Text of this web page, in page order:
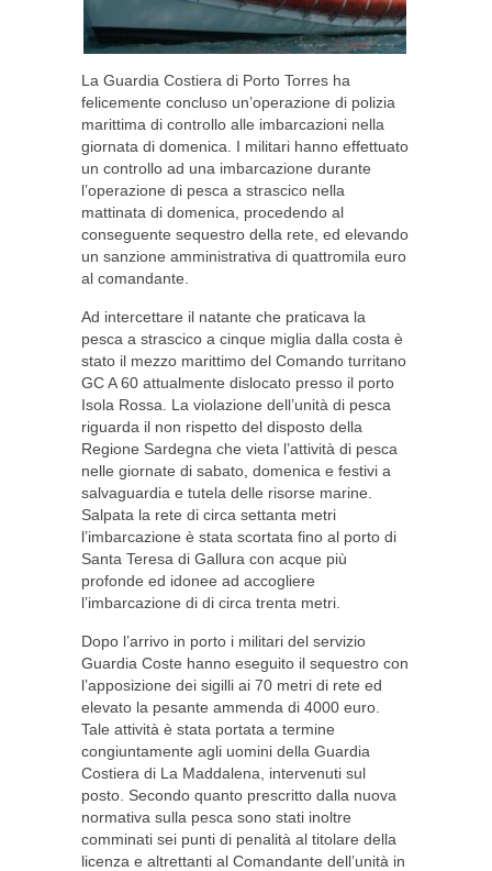
La Guardia Costiera di Porto Torres ha
felicemente concluso un’operazione di polizia
marittima di controllo alle imbarcazioni nella
giornata di domenica. I militari hanno effettuato
un controllo ad una imbarcazione durante
l’operazione di pesca a strascico nella
mattinata di domenica, procedendo al
conseguente sequestro della rete, ed elevando
un sanzione amministrativa di quattromila euro
al comandante.
Ad intercettare il natante che praticava la
pesca a strascico a cinque miglia dalla costa è
stato il mezzo marittimo del Comando turritano
GC A 60 attualmente dislocato presso il porto
Isola Rossa. La violazione dell’unità di pesca
riguarda il non rispetto del disposto della
Regione Sardegna che vieta l’attività di pesca
nelle giornate di sabato, domenica e festivi a
salvaguardia e tutela delle risorse marine.
Salpata la rete di circa settanta metri
l’imbarcazione è stata scortata fino al porto di
Santa Teresa di Gallura con acque più
profonde ed idonee ad accogliere
l’imbarcazione di di circa trenta metri.
Dopo l’arrivo in porto i militari del servizio
Guardia Coste hanno eseguito il sequestro con
l’apposizione dei sigilli ai 70 metri di rete ed
elevato la pesante ammenda di 4000 euro.
Tale attività è stata portata a termine
congiuntamente agli uomini della Guardia
Costiera di La Maddalena, intervenuti sul
posto. Secondo quanto prescritto dalla nuova
normativa sulla pesca sono stati inoltre
comminati sei punti di penalità al titolare della
licenza e altrettanti al Comandante dell’unità in